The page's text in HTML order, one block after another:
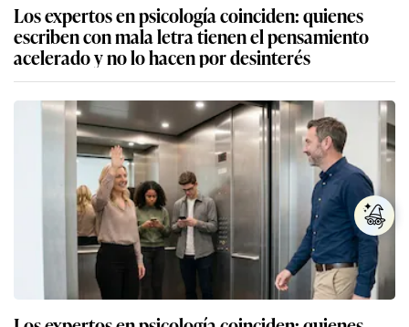
Los expertos en psicología coinciden: quienes
escriben con mala letra tienen el pensamiento
acelerado y no lo hacen por desinterés